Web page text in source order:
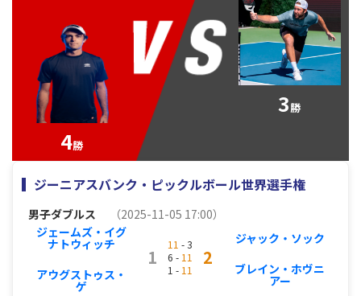
4勝
3勝
ジーニアスバンク・ピックルボール世界選手権
男子ダブルス
（2025-11-05 17:00）
ジェームズ・イグ
ナトウィッチ
アウグストゥス・
ゲ
1
11 - 3
6 - 11
1 - 11
2
ジャック・ソック
ブレイン・ホヴニ
アー